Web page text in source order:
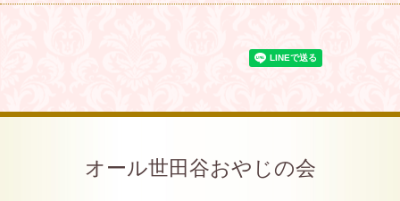
オール世田谷おやじの会